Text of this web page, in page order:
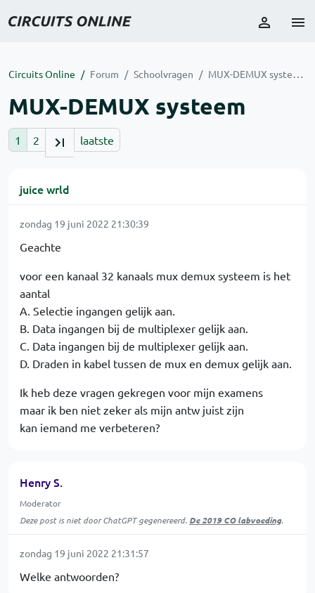
Circuits Online Forum Schoolvragen MUX-DEMUX systeem
MUX-DEMUX systeem
1 2 laatste
juice wrld
zondag 19 juni 2022 21:30:39
Geachte
voor een kanaal 32 kanaals mux demux systeem is het
aantal
A. Selectie ingangen gelijk aan.
B. Data ingangen bij de multiplexer gelijk aan.
C. Data ingangen bij de multiplexer gelijk aan.
D. Draden in kabel tussen de mux en demux gelijk aan.
Ik heb deze vragen gekregen voor mijn examens
maar ik ben niet zeker als mijn antw juist zijn
kan iemand me verbeteren?
Henry S.
Moderator
Deze post is niet door ChatGPT gegenereerd. De 2019 CO labvoeding.
zondag 19 juni 2022 21:31:57
Welke antwoorden?